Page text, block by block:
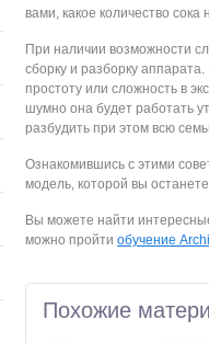
вами, какое количество
При наличии возможности
сборку и разборку
простоту или сложность в
шумно она будет работать
разбудить при этом всю
Ознакомившись с этими
модель, которой вы
Вы можете найти
можно пройти обучение
Похожие